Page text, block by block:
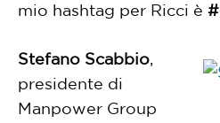
mio hashtag per Ricci è
Stefano Scabbio,
presidente di
Manpower Group